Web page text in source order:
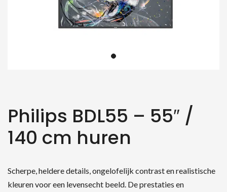
Philips BDL55 – 55″ /
140 cm huren
Scherpe, heldere details, ongelofelijk contrast en realistische
kleuren voor een levensecht beeld. De prestaties en